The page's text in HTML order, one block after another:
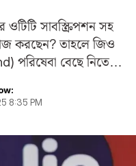
সাবস্ক্রিপশন সহ
করছেন? তাহলে জিও
পরিষেবা বেছে নিতে
প্ল্যান রয়েছে, যা দামে
অনেক। জিও…
8:35 PM